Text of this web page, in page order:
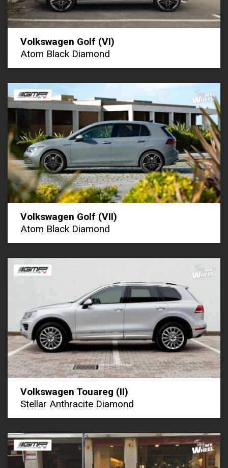
Volkswagen Golf (VI)
Atom Black Diamond
Volkswagen Golf (VII)
Atom Black Diamond
Volkswagen Touareg (II)
Stellar Anthracite Diamond